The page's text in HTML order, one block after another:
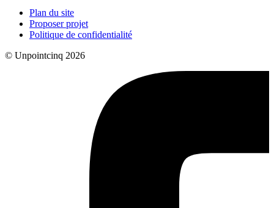
Plan du site
Proposer projet
Politique de confidentialité
© Unpointcinq 2026